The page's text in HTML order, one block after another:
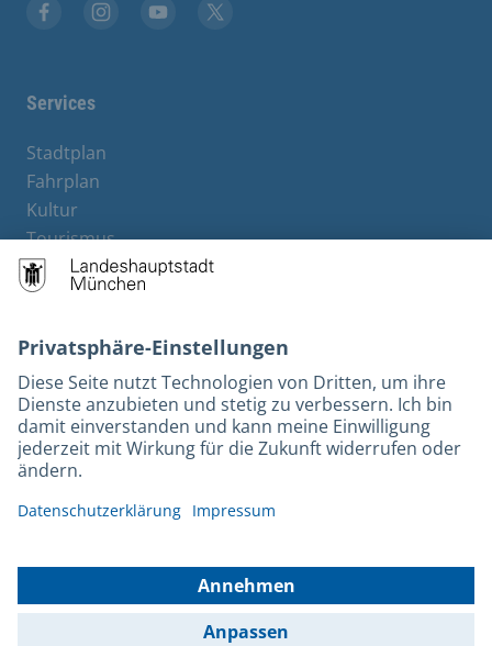
Services
Stadtplan
Fahrplan
Kultur
Tourismus
M-Strom
Bürgerservice
Kontakt
Barrierefreiheit
Leichte Sprache
Gebärdensprache
Kontakt